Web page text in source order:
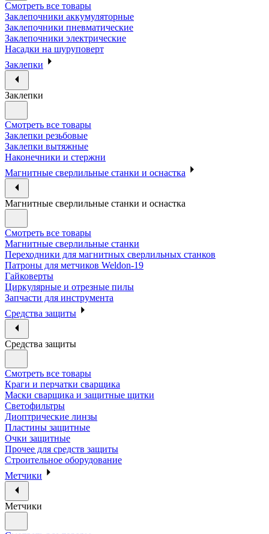
Смотреть все товары
Заклепочники аккумуляторные
Заклепочники пневматические
Заклепочники электрические
Насадки на шуруповерт
Заклепки
Заклепки
Смотреть все товары
Заклепки резьбовые
Заклепки вытяжные
Наконечники и стержни
Магнитные сверлильные станки и оснастка
Магнитные сверлильные станки и оснастка
Смотреть все товары
Магнитные сверлильные станки
Переходники для магнитных сверлильных станков
Патроны для метчиков Weldon-19
Гайковерты
Циркулярные и отрезные пилы
Запчасти для инструмента
Средства защиты
Средства защиты
Смотреть все товары
Краги и перчатки сварщика
Маски сварщика и защитные щитки
Светофильтры
Диоптрические линзы
Пластины защитные
Очки защитные
Прочее для средств защиты
Строительное оборудование
Метчики
Метчики